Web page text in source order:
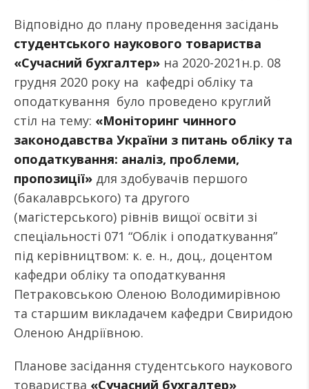
Відповідно до плану проведення засідань
студентського наукового товариства
«Сучасний бухгалтер» на 2020-2021н.р. 08
грудня 2020 року на кафедрі обліку та
оподаткування було проведено круглий
стіл на тему: «Моніторинг чинного
законодавства України з питань обліку та
оподаткування: аналіз, проблеми,
пропозиції» для здобувачів першого
(бакалаврського) та другого
(магістерського) рівнів вищої освіти зі
спеціальності 071 “Облік і оподаткування”
під керівництвом: к. е. н., доц., доцентом
кафедри обліку та оподаткування
Петраковською Оленою Володимирівною
та старшим викладачем кафедри Свиридою
Оленою Андріївною.
Планове засідання студентського наукового
товариства «Сучасний бухгалтер»